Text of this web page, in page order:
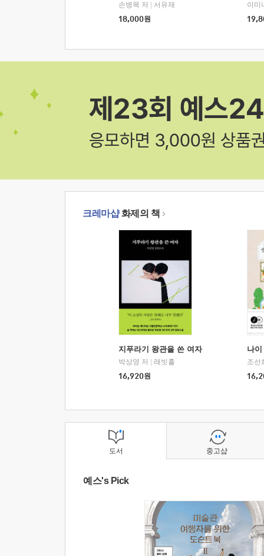
손병목 저
서유재
18,000원
이미
크레마샵화제의 책
지푸라기 왕관을 쓴 여자
박상영 저
래빗홀
16,920원
나
조선
도서
예스's Pick
중고샵